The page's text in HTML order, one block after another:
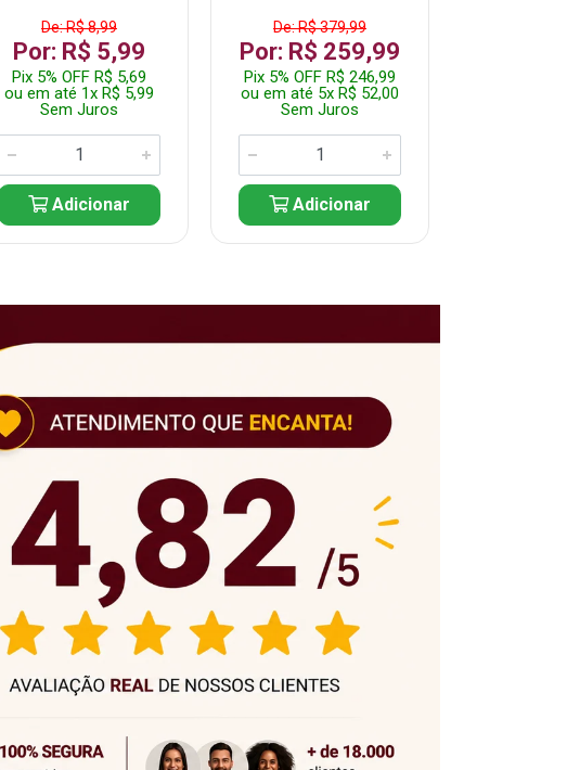
De: R$ 8,99
Por: R$ 5,99
Pix 5% OFF R$ 5,69
ou em até 1x R$ 5,99
Sem Juros
Adicionar
De: R$ 379,99
Por: R$ 259,99
Pix 5% OFF R$ 246,99
ou em até 5x R$ 52,00
Sem Juros
Adicionar